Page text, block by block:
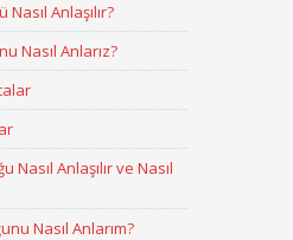
Anlaşılır?
Nasıl Anlarız?
Nasıl Anlaşılır ve Nasıl
Nasıl Anlarım?